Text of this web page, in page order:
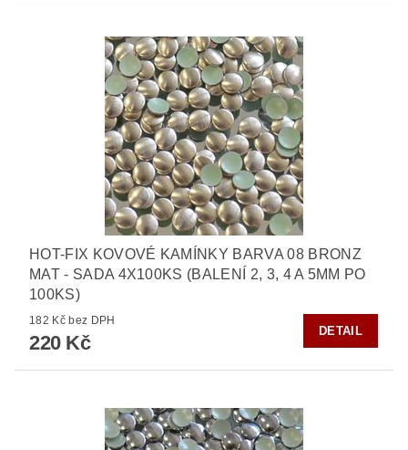
HOT-FIX KOVOVÉ KAMÍNKY BARVA 08 BRONZ
MAT - SADA 4X100KS (BALENÍ 2, 3, 4 A 5MM PO
100KS)
182 Kč bez DPH
220 Kč
DETAIL